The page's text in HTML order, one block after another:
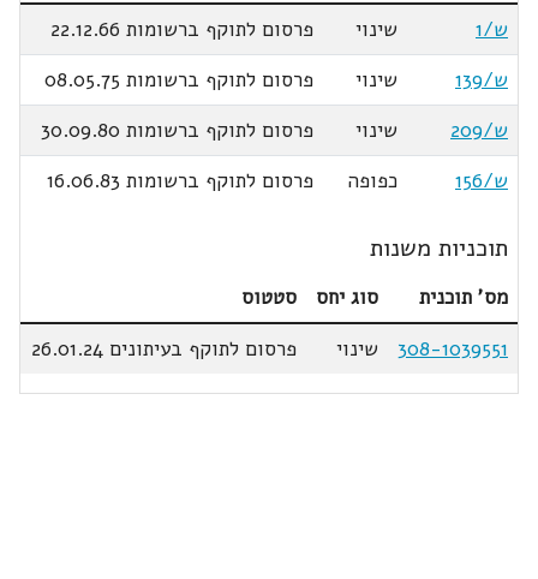
ש/1
שינוי
פרסום לתוקף ברשומות 22.12.66
ש/139
שינוי
פרסום לתוקף ברשומות 08.05.75
ש/209
שינוי
פרסום לתוקף ברשומות 30.09.80
ש/156
כפופה פרסום לתוקף ברשומות 16.06.83
תוכניות משנות
מס' תוכנית סוג יחס
סטטוס
308-1039551
שינוי פרסום לתוקף בעיתונים 26.01.24